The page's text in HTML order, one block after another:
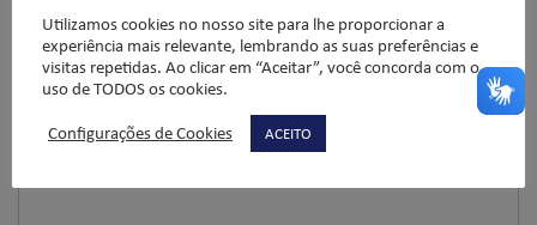
O seu endereço de e-mail não será publicado. Campos
obrigatórios são marcados com*
Comentário*
Utilizamos cookies no nosso site para lhe proporcionar a
experiência mais relevante, lembrando as suas preferências e
visitas repetidas. Ao clicar em “Aceitar”, você concorda com o
uso de TODOS os cookies.
Configurações de Cookies
ACEITO